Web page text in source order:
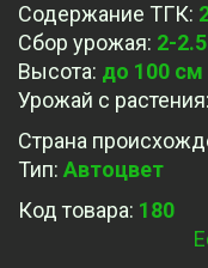
Содержание ТГК:
Сбор урожая: 2-
Высота: до 100 см
Урожай с растения:
Страна
Тип: Автоцвет
Код товара: 180